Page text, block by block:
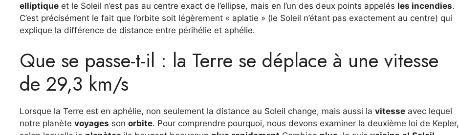
elliptique et le Soleil n’est pas au centre exact de l’ellipse, mais en l’un des deux points appelés les incendies.
C’est précisément le fait que l’orbite soit légèrement « aplatie » (le Soleil n’étant pas exactement au centre) qui
explique la différence de distance entre périhélie et aphélie.
Que se passe-t-il : la Terre se déplace à une vitesse
de 29,3 km/s
Lorsque la Terre est en aphélie, non seulement la distance au Soleil change, mais aussi la vitesse avec lequel
notre planète voyages son orbite. Pour comprendre pourquoi, nous devons examiner la deuxième loi de Kepler,